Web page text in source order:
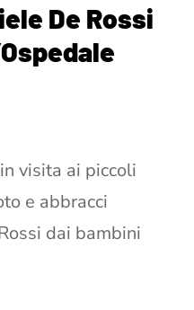
De Rossi
visita ai piccoli
e abbracci
dai bambini